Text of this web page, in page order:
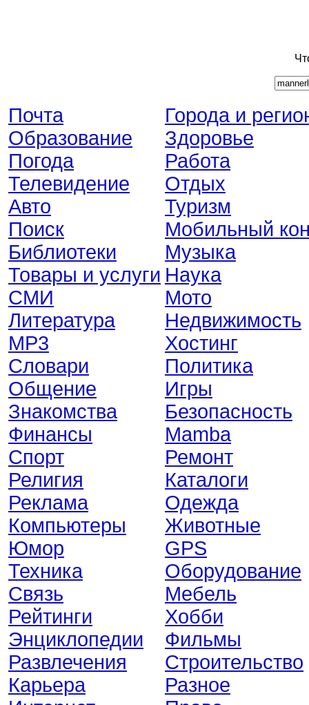
Почта
Образование
Погода
Телевидение
Авто
Поиск
Библиотеки
Товары и услуги
СМИ
Литература
MP3
Словари
Общение
Знакомства
Финансы
Спорт
Религия
Реклама
Компьютеры
Юмор
Техника
Связь
Рейтинги
Энциклопедии
Развлечения
Карьера
Города и
Здоровье
Работа
Отдых
Туризм
Мобильный
Музыка
Наука
Мото
Недвижимость
Хостинг
Политика
Игры
Безопасность
Mamba
Ремонт
Каталоги
Одежда
Животные
GPS
Оборудование
Мебель
Хобби
Фильмы
Строительство
Разное